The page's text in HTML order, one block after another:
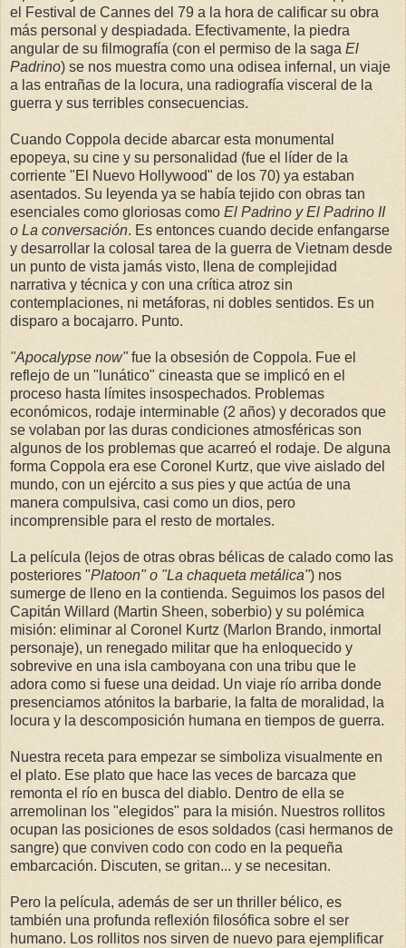
el Festival de Cannes del 79 a la hora de calificar su obra
más personal y despiadada. Efectivamente, la piedra
angular de su filmografía (con el permiso de la saga El
Padrino) se nos muestra como una odisea infernal, un viaje
a las entrañas de la locura, una radiografía visceral de la
guerra y sus terribles consecuencias.
Cuando Coppola decide abarcar esta monumental
epopeya, su cine y su personalidad (fue el líder de la
corriente "El Nuevo Hollywood" de los 70) ya estaban
asentados. Su leyenda ya se había tejido con obras tan
esenciales como gloriosas como El Padrino y El Padrino II
o La conversación. Es entonces cuando decide enfangarse
y desarrollar la colosal tarea de la guerra de Vietnam desde
un punto de vista jamás visto, llena de complejidad
narrativa y técnica y con una crítica atroz sin
contemplaciones, ni metáforas, ni dobles sentidos. Es un
disparo a bocajarro. Punto.
"Apocalypse now"fue la obsesión de Coppola. Fue el
reflejo de un "lunático" cineasta que se implicó en el
proceso hasta límites insospechados. Problemas
económicos, rodaje interminable (2 años) y decorados que
se volaban por las duras condiciones atmosféricas son
algunos de los problemas que acarreó el rodaje. De alguna
forma Coppola era ese Coronel Kurtz, que vive aislado del
mundo, con un ejército a sus pies y que actúa de una
manera compulsiva, casi como un dios, pero
incomprensible para el resto de mortales.
La película (lejos de otras obras bélicas de calado como las
posteriores "Platoon" o "La chaqueta metálica") nos
sumerge de lleno en la contienda. Seguimos los pasos del
Capitán Willard (Martin Sheen, soberbio) y su polémica
misión: eliminar al Coronel Kurtz (Marlon Brando, inmortal
personaje), un renegado militar que ha enloquecido y
sobrevive en una isla camboyana con una tribu que le
adora como si fuese una deidad. Un viaje río arriba donde
presenciamos atónitos la barbarie, la falta de moralidad, la
locura y la descomposición humana en tiempos de guerra.
Nuestra receta para empezar se simboliza visualmente en
el plato. Ese plato que hace las veces de barcaza que
remonta el río en busca del diablo. Dentro de ella se
arremolinan los "elegidos" para la misión. Nuestros rollitos
ocupan las posiciones de esos soldados (casi hermanos de
sangre) que conviven codo con codo en la pequeña
embarcación. Discuten, se gritan... y se necesitan.
Pero la película, además de ser un thriller bélico, es
también una profunda reflexión filosófica sobre el ser
humano. Los rollitos nos sirven de nuevo para ejemplificar